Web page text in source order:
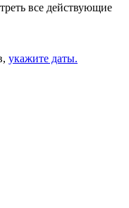
все действующие
укажите даты.